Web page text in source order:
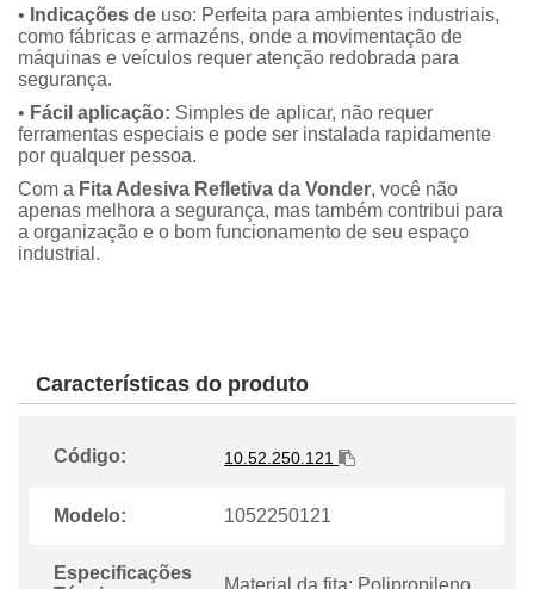
• Indicações de uso: Perfeita para ambientes industriais,
como fábricas e armazéns, onde a movimentação de
máquinas e veículos requer atenção redobrada para
segurança.
• Fácil aplicação: Simples de aplicar, não requer
ferramentas especiais e pode ser instalada rapidamente
por qualquer pessoa.
Com a Fita Adesiva Refletiva da Vonder, você não
apenas melhora a segurança, mas também contribui para
a organização e o bom funcionamento de seu espaço
industrial.
Características do produto
Código: 10.52.250.121
Modelo: 1052250121
Especificações
Material da fita: Polipropileno